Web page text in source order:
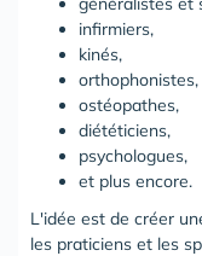
infirmiers,
kinés,
orthophonistes,
ostéopathes,
diététiciens,
psychologues,
et plus encore.
L'idée est de créer
les praticiens et les